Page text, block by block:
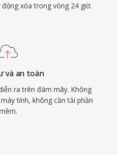
xóa trong vòng 24 giờ.
và an toàn
ra trên đám mây. Không
tính, không cần tải phần